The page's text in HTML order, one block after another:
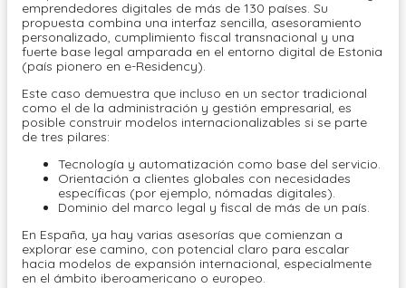
emprendedores digitales de más de 130 países. Su
propuesta combina una interfaz sencilla, asesoramiento
personalizado, cumplimiento fiscal transnacional y una
fuerte base legal amparada en el entorno digital de Estonia
(país pionero en e-Residency).
Este caso demuestra que incluso en un sector tradicional
como el de la administración y gestión empresarial, es
posible construir modelos internacionalizables si se parte
de tres pilares:
Tecnología y automatización como base del servicio.
Orientación a clientes globales con necesidades
específicas (por ejemplo, nómadas digitales).
Dominio del marco legal y fiscal de más de un país.
En España, ya hay varias asesorías que comienzan a
explorar ese camino, con potencial claro para escalar
hacia modelos de expansión internacional, especialmente
en el ámbito iberoamericano o europeo.